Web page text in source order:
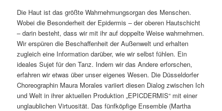
Die Haut ist das größte Wahrnehmungsorgan des Menschen.
Wobei die Besonderheit der Epidermis – der oberen Hautschicht
– darin besteht, dass wir mit ihr auf doppelte Weise wahrnehmen.
Wir erspüren die Beschaffenheit der Außenwelt und erhalten
zugleich eine Information darüber, wie wir selbst fühlen. Ein
ideales Sujet für den Tanz. Indem wir das Andere erforschen,
erfahren wir etwas über unser eigenes Wesen. Die Düsseldorfer
Choreographin Maura Morales variiert diesen Dialog zwischen Ich
und Welt in ihrer aktuellen Produktion „EPICDERMIS“ mit einer
unglaublichen Virtuosität. Das fünfköpfige Ensemble (Martha